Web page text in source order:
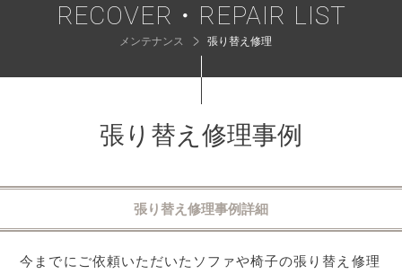
RECOVER・REPAIR LIST
メンテナンス 張り替え修理
張り替え修理事例
張り替え修理事例詳細
今までにご依頼いただいたソファや椅子の張り替え修理